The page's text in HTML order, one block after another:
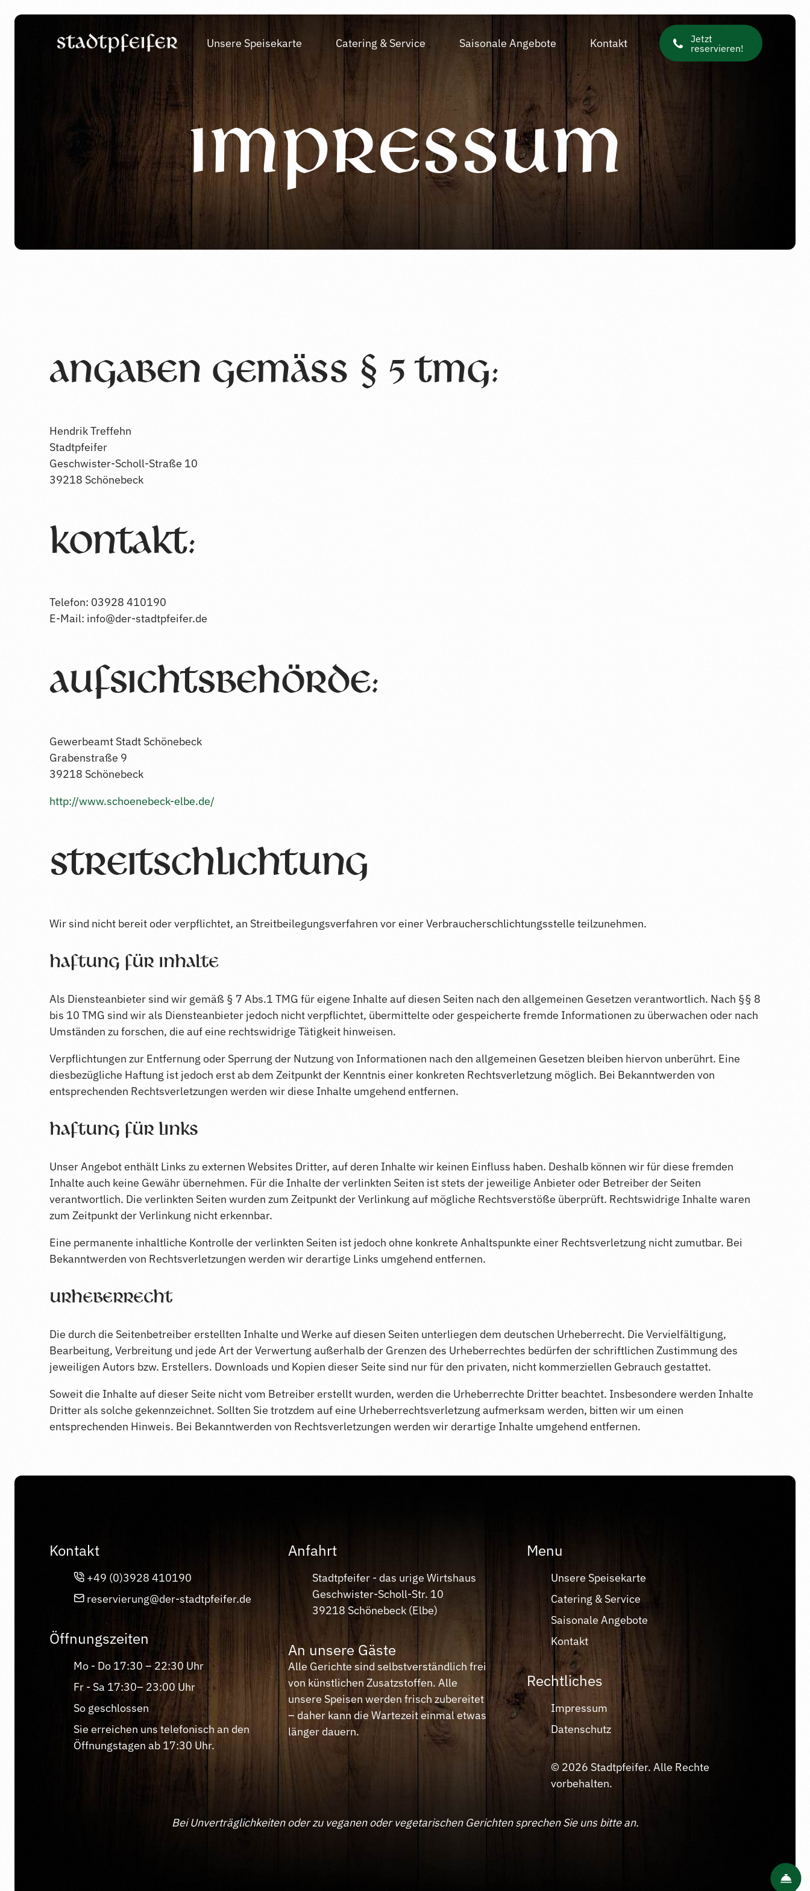
Unsere Speisekarte Catering & Service Saisonale Angebote Kontakt
Jetzt
reservieren!
Impressum
Angaben gemäß § 5 TMG:
Hendrik Treffehn
Stadtpfeifer
Geschwister-Scholl-Straße 10
39218 Schönebeck
Kontakt:
Telefon: 03928 410190
E-Mail: info@der-stadtpfeifer.de
Aufsichtsbehörde:
Gewerbeamt Stadt Schönebeck
Grabenstraße 9
39218 Schönebeck
http://www.schoenebeck-elbe.de/
Streitschlichtung
Wir sind nicht bereit oder verpflichtet, an Streitbeilegungsverfahren vor einer Verbraucherschlichtungsstelle teilzunehmen.
Haftung für Inhalte
Als Diensteanbieter sind wir gemäß § 7 Abs.1 TMG für eigene Inhalte auf diesen Seiten nach den allgemeinen Gesetzen verantwortlich. Nach §§ 8
bis 10 TMG sind wir als Diensteanbieter jedoch nicht verpflichtet, übermittelte oder gespeicherte fremde Informationen zu überwachen oder nach
Umständen zu forschen, die auf eine rechtswidrige Tätigkeit hinweisen.
Verpflichtungen zur Entfernung oder Sperrung der Nutzung von Informationen nach den allgemeinen Gesetzen bleiben hiervon unberührt. Eine
diesbezügliche Haftung ist jedoch erst ab dem Zeitpunkt der Kenntnis einer konkreten Rechtsverletzung möglich. Bei Bekanntwerden von
entsprechenden Rechtsverletzungen werden wir diese Inhalte umgehend entfernen.
Haftung für Links
Unser Angebot enthält Links zu externen Websites Dritter, auf deren Inhalte wir keinen Einfluss haben. Deshalb können wir für diese fremden
Inhalte auch keine Gewähr übernehmen. Für die Inhalte der verlinkten Seiten ist stets der jeweilige Anbieter oder Betreiber der Seiten
verantwortlich. Die verlinkten Seiten wurden zum Zeitpunkt der Verlinkung auf mögliche Rechtsverstöße überprüft. Rechtswidrige Inhalte waren
zum Zeitpunkt der Verlinkung nicht erkennbar.
Eine permanente inhaltliche Kontrolle der verlinkten Seiten ist jedoch ohne konkrete Anhaltspunkte einer Rechtsverletzung nicht zumutbar. Bei
Bekanntwerden von Rechtsverletzungen werden wir derartige Links umgehend entfernen.
Urheberrecht
Die durch die Seitenbetreiber erstellten Inhalte und Werke auf diesen Seiten unterliegen dem deutschen Urheberrecht. Die Vervielfältigung,
Bearbeitung, Verbreitung und jede Art der Verwertung außerhalb der Grenzen des Urheberrechtes bedürfen der schriftlichen Zustimmung des
jeweiligen Autors bzw. Erstellers. Downloads und Kopien dieser Seite sind nur für den privaten, nicht kommerziellen Gebrauch gestattet.
Soweit die Inhalte auf dieser Seite nicht vom Betreiber erstellt wurden, werden die Urheberrechte Dritter beachtet. Insbesondere werden Inhalte
Dritter als solche gekennzeichnet. Sollten Sie trotzdem auf eine Urheberrechtsverletzung aufmerksam werden, bitten wir um einen
entsprechenden Hinweis. Bei Bekanntwerden von Rechtsverletzungen werden wir derartige Inhalte umgehend entfernen.
Kontakt
+49 (0)3928 410190
reservierung@der-stadtpfeifer.de
Öffnungszeiten
Mo - Do 17:30 – 22:30 Uhr
Fr - Sa 17:30– 23:00 Uhr
So geschlossen
Sie erreichen uns telefonisch an den
Öffnungstagen ab 17:30 Uhr.
Anfahrt
Stadtpfeifer - das urige Wirtshaus
Geschwister-Scholl-Str. 10
39218 Schönebeck (Elbe)
An unsere Gäste
Alle Gerichte sind selbstverständlich frei
von künstlichen Zusatzstoffen. Alle
unsere Speisen werden frisch zubereitet
– daher kann die Wartezeit einmal etwas
länger dauern.
Menu
Unsere Speisekarte
Catering & Service
Saisonale Angebote
Kontakt
Rechtliches
Impressum
Datenschutz
© 2026 Stadtpfeifer. Alle Rechte
vorbehalten.
Bei Unverträglichkeiten oder zu veganen oder vegetarischen Gerichten sprechen Sie uns bitte an.